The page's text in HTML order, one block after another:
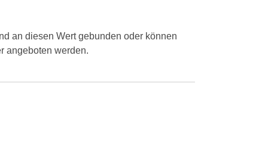
an diesen Wert gebunden oder können
angeboten werden.